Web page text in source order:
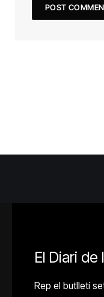
El Diari
Rep el butlletí